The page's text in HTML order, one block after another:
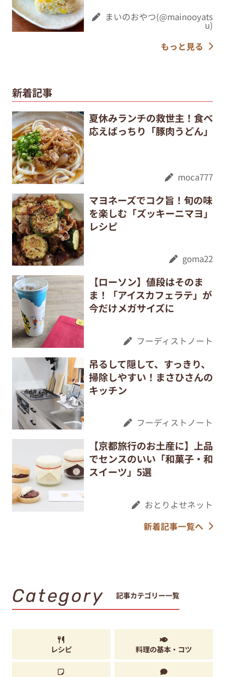
まいのおやつ(@mainooyats
u)
もっと見る
新着記事
夏休みランチの救世主！食べ
応えばっちり「豚肉うどん」
moca777
マヨネーズでコク旨！旬の味
を楽しむ「ズッキーニマヨ」
レシピ
goma22
【ローソン】値段はそのま
ま！「アイスカフェラテ」が
今だけメガサイズに
フーディストノート
吊るして隠して、すっきり、
掃除しやすい！まさひさんの
キッチン
フーディストノート
【京都旅行のお土産に】上品
でセンスのいい「和菓子・和
スイーツ」5選
おとりよせネット
新着記事一覧へ
Category 記事カテゴリー一覧
レシピ 料理の基本・コツ